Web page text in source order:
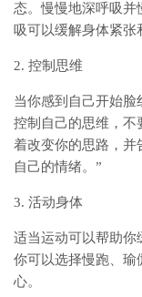
态。慢慢地深呼吸并
吸可以缓解身体紧张
2. 控制思维
当你感到自己开始
控制自己的思维，不
着改变你的思路，并
自己的情绪。”
3. 活动身体
适当运动可以帮助你
你可以选择慢跑、瑜
心。